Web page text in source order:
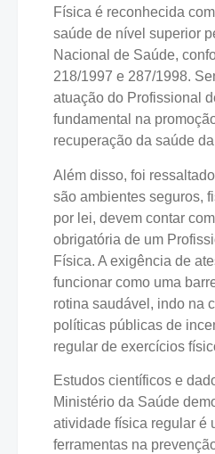
Física é reconhecida
saúde de nível superior
Nacional de Saúde,
218/1997 e 287/1998.
atuação do Profissional
fundamental na
recuperação da saúde
Além disso, foi
são ambientes seguros,
por lei, devem contar
obrigatória de um
Física. A exigência de
funcionar como uma
rotina saudável, indo na
políticas públicas de
regular de exercícios
Estudos científicos e
Ministério da Saúde
atividade física regular é
ferramentas na